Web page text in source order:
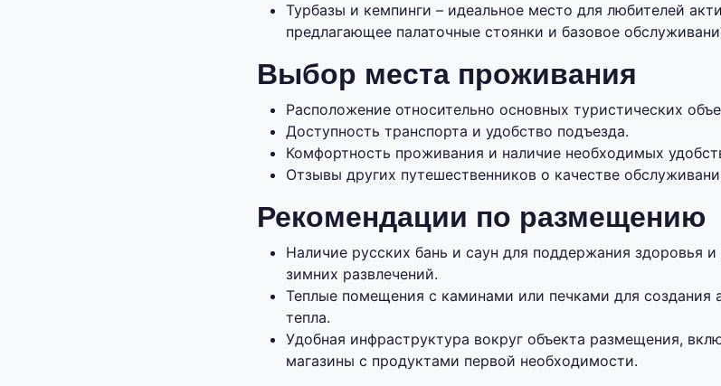
Турбазы и кемпинги – идеальное место для любителей
предлагающее палаточные стоянки и базовое
Выбор места проживания
Расположение относительно основных туристических
Доступность транспорта и удобство подъезда.
Комфортность проживания и наличие необходимых
Отзывы других путешественников о качестве
Рекомендации по размещению
Наличие русских бань и саун для поддержания здоровья
зимних развлечений.
Теплые помещения с каминами или печками для
тепла.
Удобная инфраструктура вокруг объекта размещения,
магазины с продуктами первой необходимости.